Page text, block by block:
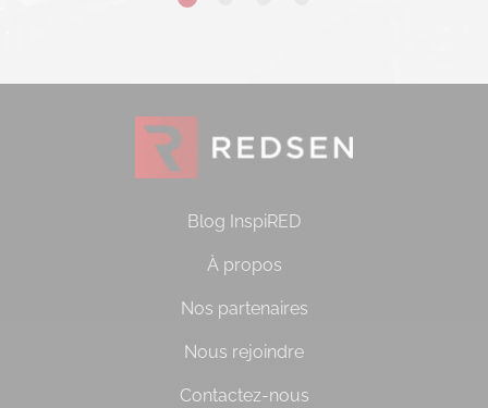
Blog InspiRED
À propos
Nos partenaires
Nous rejoindre
Contactez-nous